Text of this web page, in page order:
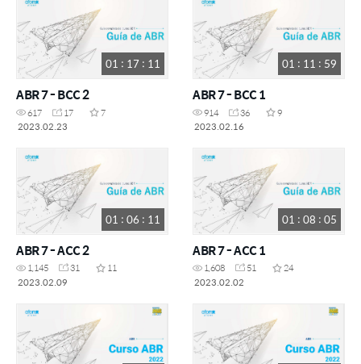
01 : 17 : 11
ABR 7 - BCC 2
617 17
7
2023.02.23
01 : 11 : 59
ABR 7 - BCC 1
914 36
9
2023.02.16
01 : 06 : 11
ABR 7 - ACC 2
1,145 31
11
2023.02.09
01 : 08 : 05
ABR 7 - ACC 1
1,608 51
24
2023.02.02